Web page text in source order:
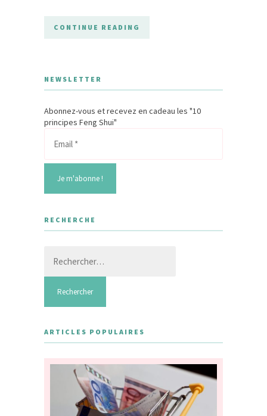
CONTINUE READING
NEWSLETTER
Abonnez-vous et recevez en cadeau les "10
principes Feng Shui"
RECHERCHE
ARTICLES POPULAIRES